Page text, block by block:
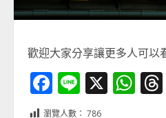
歡迎大家分享讓更多人可以
Facebook
Line
X
瀏覽人數： 786